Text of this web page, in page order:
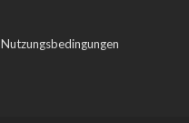
Nutzungsbedingungen